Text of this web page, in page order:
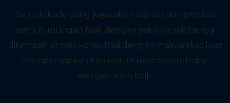
Satu dekade yang kaya akan sejarah dan prestasi
serta hubungan baik dengan sekolah sekitarnya
ditambah proses konsultasi dengan masyarakat luas
mempersiapkan kita untuk membangun dan
menjadi lebih baik.